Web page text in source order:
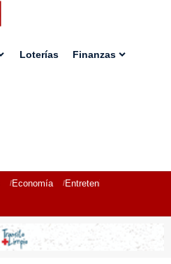
Loterías Finanzas
Economía Entretenimiento